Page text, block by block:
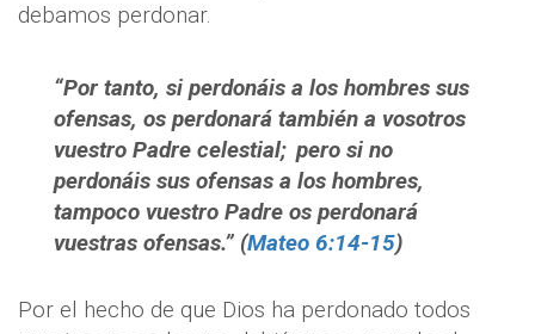
debamos perdonar.
“Por tanto, si perdonáis a los hombres sus
ofensas, os perdonará también a vosotros
vuestro Padre celestial; pero si no
perdonáis sus ofensas a los hombres,
tampoco vuestro Padre os perdonará
vuestras ofensas.” (Mateo 6:14-15)
Por el hecho de que Dios ha perdonado todos